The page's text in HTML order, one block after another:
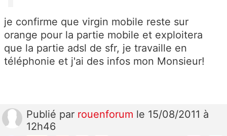
je confirme que virgin mobile reste sur
orange pour la partie mobile et exploitera
que la partie adsl de sfr, je travaille en
téléphonie et j'ai des infos mon Monsieur!
Publié par rouenforum le 15/08/2011 à
12h46